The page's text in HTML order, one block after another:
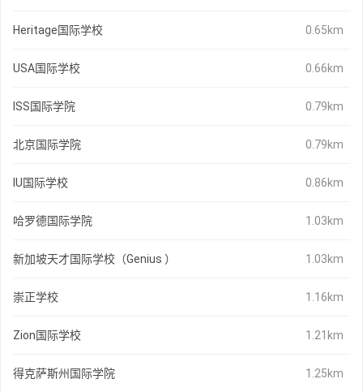
Heritage国际学校 0.65km
USA国际学校 0.66km
ISS国际学院 0.79km
北京国际学院 0.79km
IU国际学校 0.86km
哈罗德国际学院 1.03km
新加坡天才国际学校（Genius ） 1.03km
崇正学校 1.16km
Zion国际学校 1.21km
得克萨斯州国际学院 1.25km